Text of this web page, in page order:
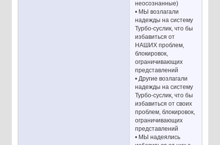
неосознанные)
• МЫ возлагали
надежды на систему
Турбо-суслик, что бы
избавиться от
НАШИХ проблем,
блокировок,
ограничивающих
представлений
• Другие возлагали
надежды на систему
Турбо-суслик, что бы
избавиться от своих
проблем, блокировок,
ограничивающих
представлений
• МЫ надеялись